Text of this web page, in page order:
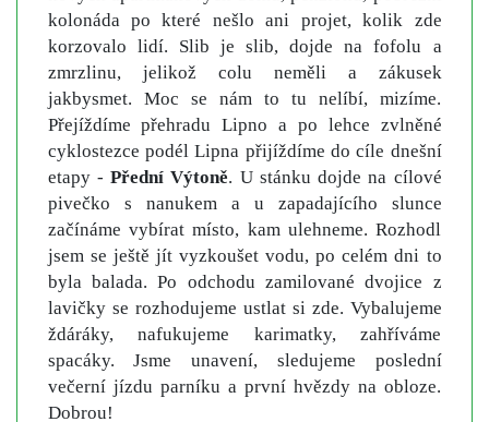
kolonáda po které nešlo ani projet, kolik zde
korzovalo lidí. Slib je slib, dojde na fofolu a
zmrzlinu, jelikož colu neměli a zákusek
jakbysmet. Moc se nám to tu nelíbí, mizíme.
Přejíždíme přehradu Lipno a po lehce zvlněné
cyklostezce podél Lipna přijíždíme do cíle dnešní
etapy - Přední Výtoně. U stánku dojde na cílové
pivečko s nanukem a u zapadajícího slunce
začínáme vybírat místo, kam ulehneme. Rozhodl
jsem se ještě jít vyzkoušet vodu, po celém dni to
byla balada. Po odchodu zamilované dvojice z
lavičky se rozhodujeme ustlat si zde. Vybalujeme
ždáráky, nafukujeme karimatky, zahříváme
spacáky. Jsme unavení, sledujeme poslední
večerní jízdu parníku a první hvězdy na obloze.
Dobrou!